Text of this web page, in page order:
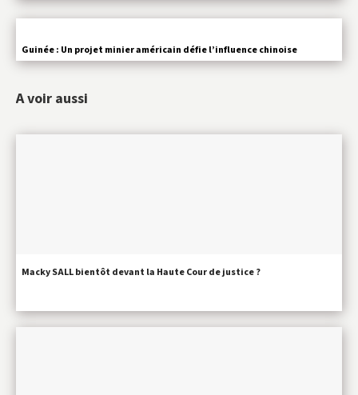
Guinée : Un projet minier américain défie l’influence chinoise
A voir aussi
Macky SALL bientôt devant la Haute Cour de justice ?